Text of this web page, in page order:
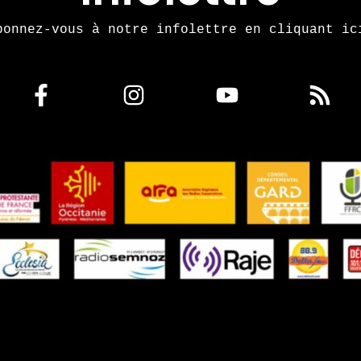
vous à notre infolettre en cliquant